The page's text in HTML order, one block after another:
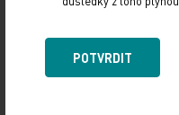
Co dělat po léčbě
POTVRDIT